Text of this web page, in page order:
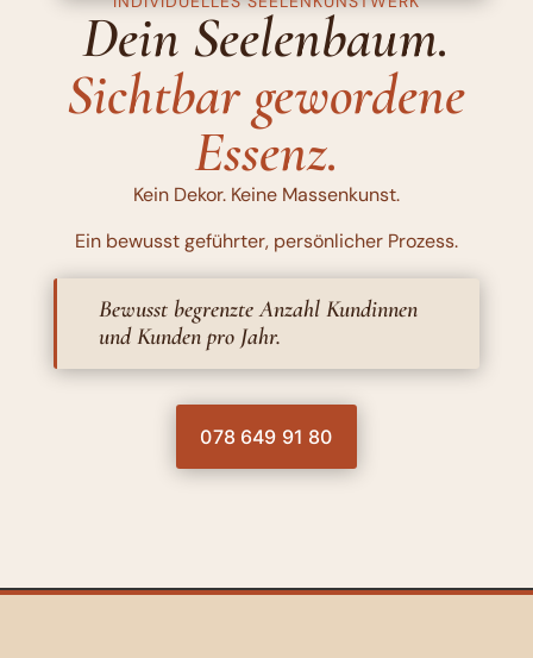
Dein Seelenbaum.
Sichtbar gewordene
Essenz.
Kein Dekor. Keine Massenkunst.
Ein bewusst geführter, persönlicher Prozess.
Bewusst begrenzte Anzahl Kundinnen
und Kunden pro Jahr.
078 649 91 80